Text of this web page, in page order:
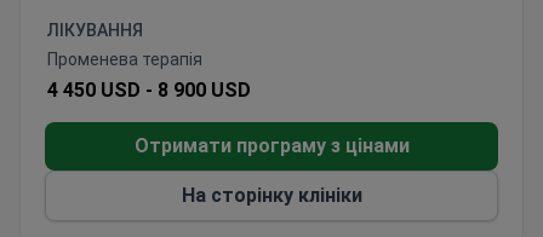
сертифікат Об'єднаної міжнародної комісії (JCI).
За останні 10 років у клініці пройшли лікування
понад 30 000 пацієнтів із 100 країн світу.
4 450 USD -
Отримати програму з цінами
На сторінку клініки
Ви переглянули 3 з 11 клінік